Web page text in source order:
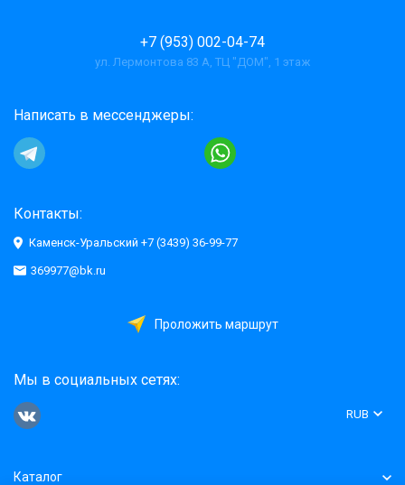
+7 (953) 002-04-74
ул. Лермонтова 83 А, ТЦ "ДОМ", 1 этаж
Написать в мессенджеры:
Контакты:
Каменск-Уральский +7 (3439) 36-99-77
369977@bk.ru
Проложить маршрут
Мы в социальных сетях:
RUB
Каталог